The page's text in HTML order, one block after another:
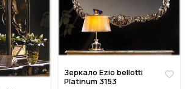
Зеркало Ezio bellotti
Platinum 3153